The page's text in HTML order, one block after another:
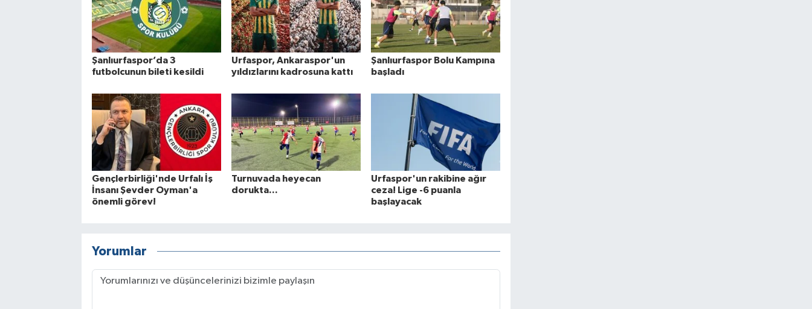
Şanlıurfaspor’da 3
futbolcunun bileti kesildi
Urfaspor, Ankaraspor'un
yıldızlarını kadrosuna kattı
Şanlıurfaspor Bolu Kampına
başladı
Gençlerbirliği'nde Urfalı İş
İnsanı Şevder Oyman'a
önemli görev!
Turnuvada heyecan
dorukta...
Urfaspor'un rakibine ağır
ceza! Lige -6 puanla
başlayacak
Yorumlar